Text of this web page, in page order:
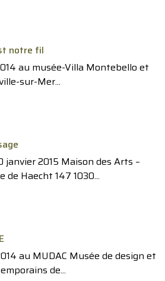
notre fil
au musée-Villa Montebello et
sur-Mer...
janvier 2015 Maison des Arts –
de Haecht 147 1030...
au MUDAC Musée de design et
de...